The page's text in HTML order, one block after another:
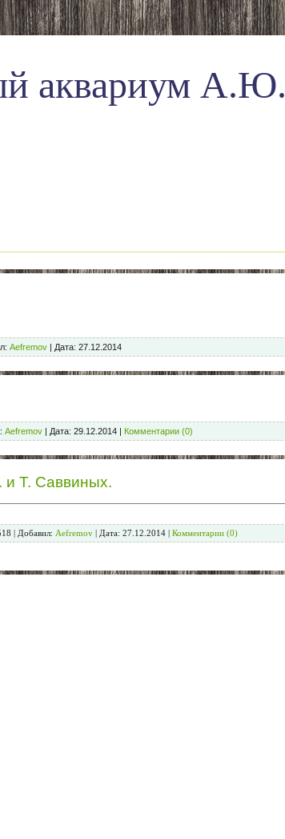
аквариум А.Ю.
Aefremov Дата: 27.12.2014
Aefremov Дата: 29.12.2014 Комментарии (0)
и Т. Саввиных.
Добавил: Aefremov Дата: 27.12.2014 Комментарии (0)